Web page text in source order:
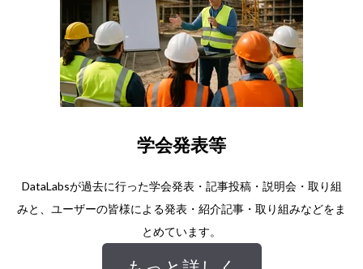
学会発表等
DataLabsが過去に行った学会発表・記事投稿・説明会・取り組
みと、ユーザーの皆様による発表・紹介記事・取り組みなどをま
とめています。